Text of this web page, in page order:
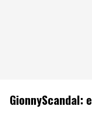
GionnyScandal: e